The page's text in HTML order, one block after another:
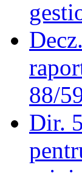
88/
Dir.